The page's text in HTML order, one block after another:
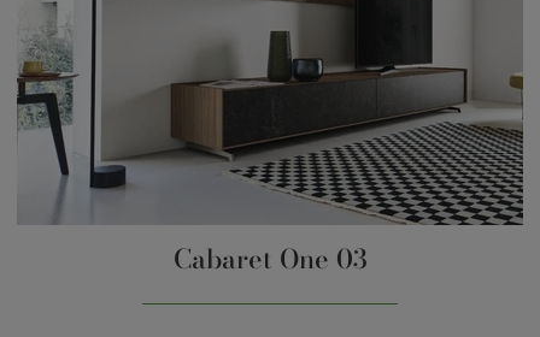
Cabaret One 03